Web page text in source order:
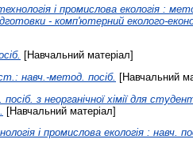
і промислова екологія :
- комп'ютерний еколого-
[Навчальний матеріал]
навч.-метод. посіб. [Навчальний
з неорганічної хімії для
[Навчальний матеріал]
і промислова екологія : навч.